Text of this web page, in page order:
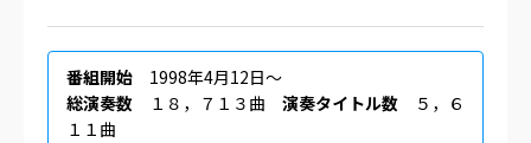
番組開始 1998年4月12日〜
総演奏数 １８，７１３曲 演奏タイトル数 ５，６
１１曲